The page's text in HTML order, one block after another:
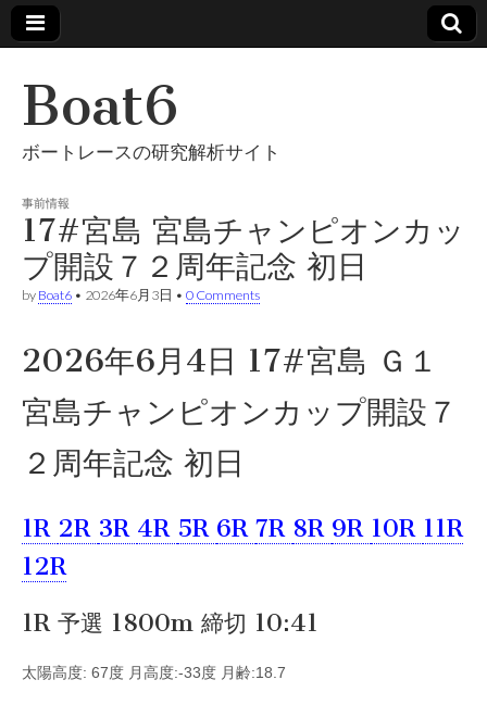
Boat6
ボートレースの研究解析サイト
事前情報
17#宮島 宮島チャンピオンカッ
プ開設７２周年記念 初日
by Boat6 • 2026年6月3日 • 0 Comments
2026年6月4日 17#宮島 Ｇ１
宮島チャンピオンカップ開設７
２周年記念 初日
1R 2R 3R 4R 5R 6R 7R 8R 9R 10R 11R
12R
1R 予選 1800m 締切 10:41
太陽高度: 67度 月高度:-33度 月齢:18.7